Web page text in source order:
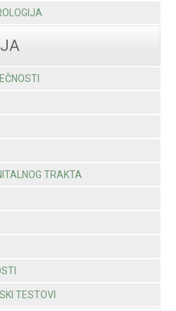
TRAKTA
TESTOVI